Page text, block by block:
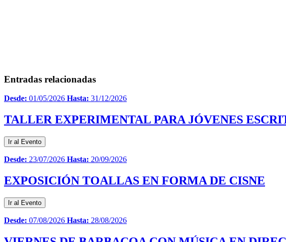
Entradas relacionadas
Desde: 01/05/2026 Hasta: 31/12/2026
TALLER EXPERIMENTAL PARA JÓVENES
Ir al Evento
Desde: 23/07/2026 Hasta: 20/09/2026
EXPOSICIÓN TOALLAS EN FORMA DE CISNE
Ir al Evento
Desde: 07/08/2026 Hasta: 28/08/2026